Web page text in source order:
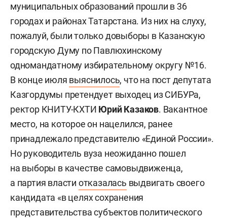
муниципальных образований прошли в 36
городах и районах Татарстана. Из них на слуху,
пожалуй, были только довыборы в Казанскую
городскую Думу по Павлюхинскому
одномандатному избирательному округу №16.
В конце июля выяснилось, что на пост депутата
Казгордумы претендует выходец из СИБУРа,
ректор КНИТУ-КХТИ Юрий Казаков. Вакантное
место, на которое он нацелился, ранее
принадлежало представителю «Единой России».
Но руководитель вуза неожиданно пошел
на выборы в качестве самовыдвиженца,
а партия власти отказалась выдвигать своего
кандидата «в целях сохранения
представительства субъектов политического